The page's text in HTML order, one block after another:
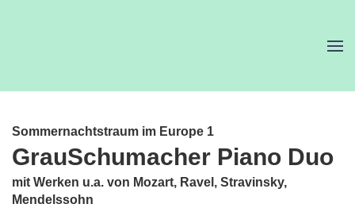
Sommernachtstraum im Europe 1
GrauSchumacher Piano Duo
mit Werken u.a. von Mozart, Ravel, Stravinsky,
Mendelssohn